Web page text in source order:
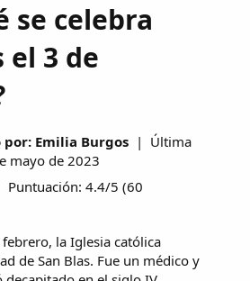
se celebra
el 3 de
Emilia Burgos | Última
mayo de 2023
Puntuación: 4.4/5 (60
la Iglesia católica
de San Blas. Fue un médico y